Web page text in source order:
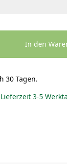
In den
30 Tagen.
3-5